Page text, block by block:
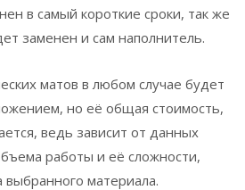
в самый короткие сроки, так же
заменен и сам наполнитель.
матов в любом случае будет
но её общая стоимость,
ведь зависит от данных
работы и её сложности,
выбранного материала.